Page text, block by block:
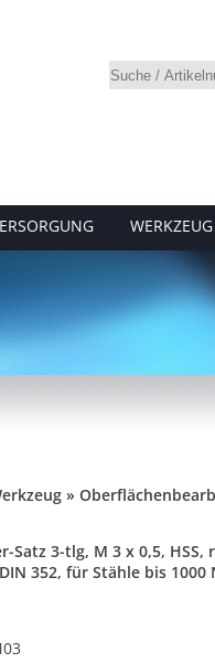
WERKZEUG
»
Satz 3-tlg, M 3 x 0,5, HSS,
352, für Stähle bis 1000